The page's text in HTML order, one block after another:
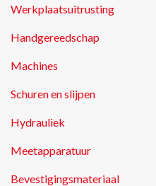
Werkplaatsuitrusting
Handgereedschap
Machines
Schuren en slijpen
Hydrauliek
Meetapparatuur
Bevestigingsmateriaal